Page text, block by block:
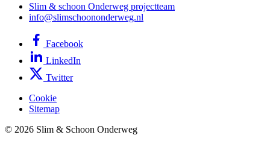
Slim & schoon Onderweg projectteam
info@slimschoononderweg.nl
Facebook
LinkedIn
Twitter
Cookie
Sitemap
© 2026 Slim & Schoon Onderweg